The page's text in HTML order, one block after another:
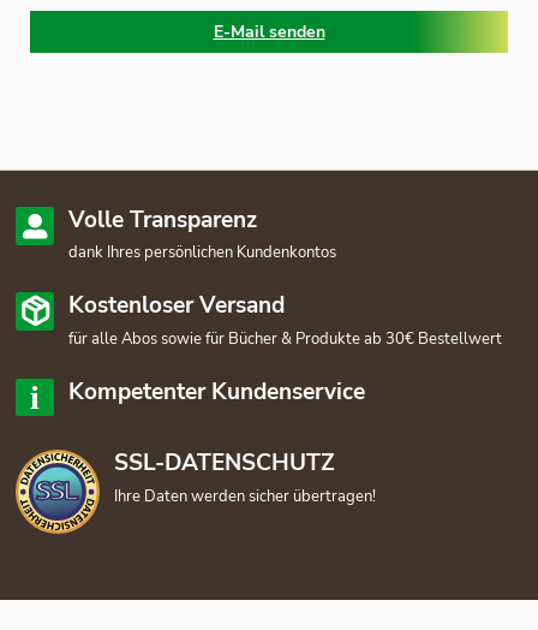
E-Mail senden
Volle Transparenz
dank Ihres persönlichen Kundenkontos
Kostenloser Versand
für alle Abos sowie für Bücher & Produkte ab 30€ Bestellwert
Kompetenter Kundenservice
SSL-DATENSCHUTZ
Ihre Daten werden sicher übertragen!